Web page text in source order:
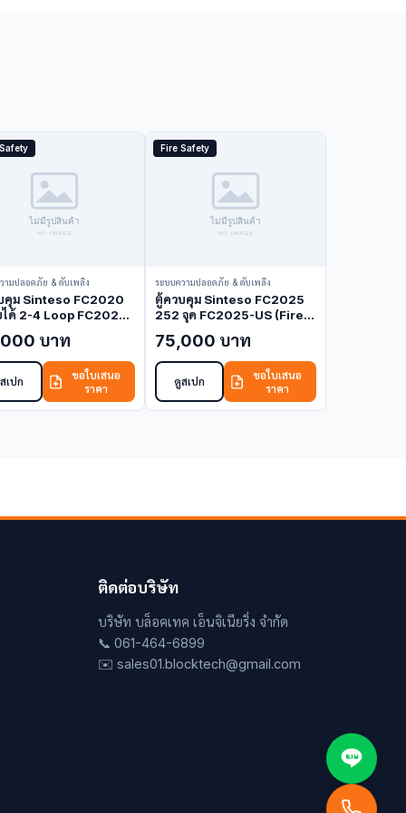
ามปลอดภัย & ดับเพลิง
คุม Sinteso FC2020
ได้ 2-4 Loop FC2020
บาท
เปก
ขอใบเสนอ
ราคา
Fire Safety
ระบบความปลอดภัย & ดับเพลิง
ตู้ควบคุม Sinteso FC2025
252 จุด FC2025-US (Fire
75,000 บาท
ดูสเปก
ขอใบเสนอ
ราคา
ติดต่อบริษัท
บริษัท บล็อคเทค เอ็นจิเนียริ่ง จำกัด
📞 061-464-6899
✉️ sales01.blocktech@gmail.com